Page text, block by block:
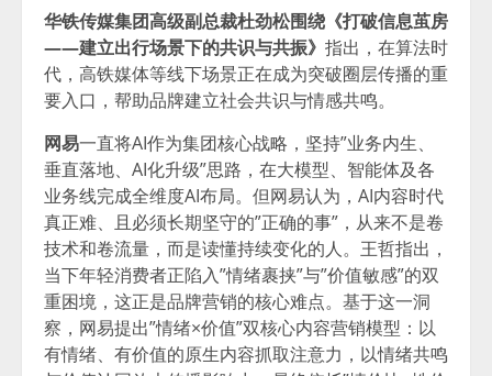
华铁传媒集团高级副总裁杜劲松围绕《打破信息茧房
——建立出行场景下的共识与共振》 指出，在算法时
代，高铁媒体等线下场景正在成为突破圈层传播的重
要入口，帮助品牌建立社会共识与情感共鸣。
网易一直将AI作为集团核心战略，坚持”业务内生、
垂直落地、AI化升级”思路，在大模型、智能体及各
业务线完成全维度AI布局。但网易认为，AI内容时代
真正难、且必须长期坚守的”正确的事”，从来不是卷
技术和卷流量，而是读懂持续变化的人。王哲指出，
当下年轻消费者正陷入”情绪裹挟”与”价值敏感”的双
重困境，这正是品牌营销的核心难点。基于这一洞
察，网易提出”情绪×价值”双核心内容营销模型：以
有情绪、有价值的原生内容抓取注意力，以情绪共鸣